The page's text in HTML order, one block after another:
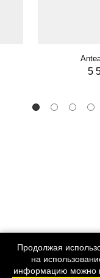
5
Продолжая
на
информацию можно